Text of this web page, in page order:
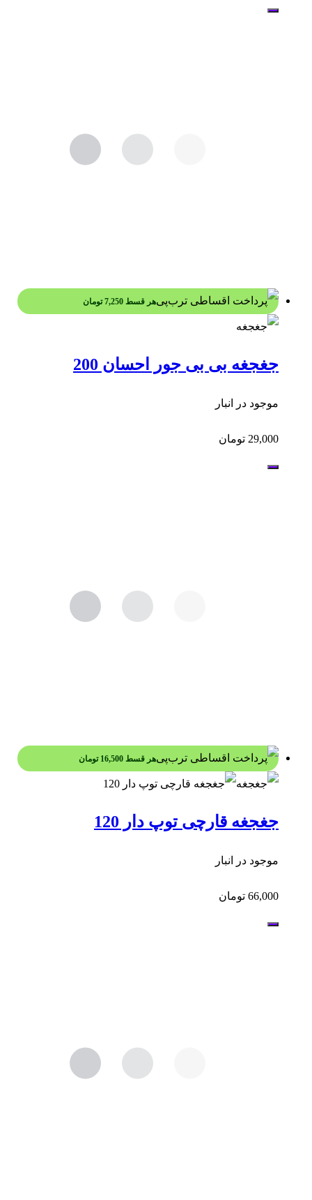
هر قسط 7,250 تومان
جغجغه بی بی جور احسان 200
موجود در انبار
29,000 تومان
هر قسط 16,500 تومان
جغجغه قارچی توپ دار 120
موجود در انبار
66,000 تومان